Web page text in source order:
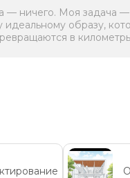
— ничего. Моя задача
идеальному образу,
в